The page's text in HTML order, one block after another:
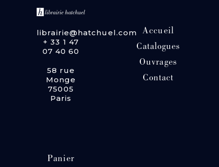
librairie@hatchuel.com
+ 33 1 47
07 40 60
58 rue
Monge
75005
Paris
Accueil
Catalogues
Ouvrages
Contact
Panier